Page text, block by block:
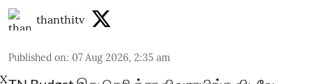
thanthitv
Published on: 07 Aug 2026, 2:35 am
X